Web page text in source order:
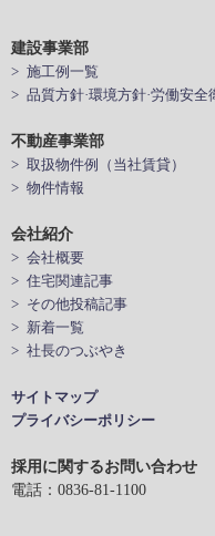
建設事業部
> 施工例一覧
> 品質方針·環境方針·労働安全
不動産事業部
> 取扱物件例（当社賃貸）
> 物件情報
会社紹介
> 会社概要
> 住宅関連記事
> その他投稿記事
> 新着一覧
> 社長のつぶやき
サイトマップ
プライバシーポリシー
採用に関するお問い合わせ
電話：0836-81-1100